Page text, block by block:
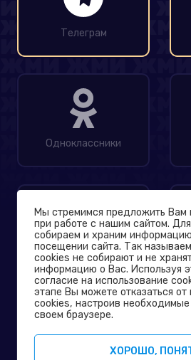
Телеграм
Одноклассники
MAX
© 2004-2026
Официальный сайт телеканала ТНТ
Политика конфиденциальности
Мы стремимся предложить Вам
при работе с нашим сайтом.
собираем и храним
посещении сайта. Так
cookies не собирают и не
информацию о Вас. Используя
согласие на использование
этапе Вы можете отказаться от
cookies, настроив
своем браузере.
ХОРОШО,